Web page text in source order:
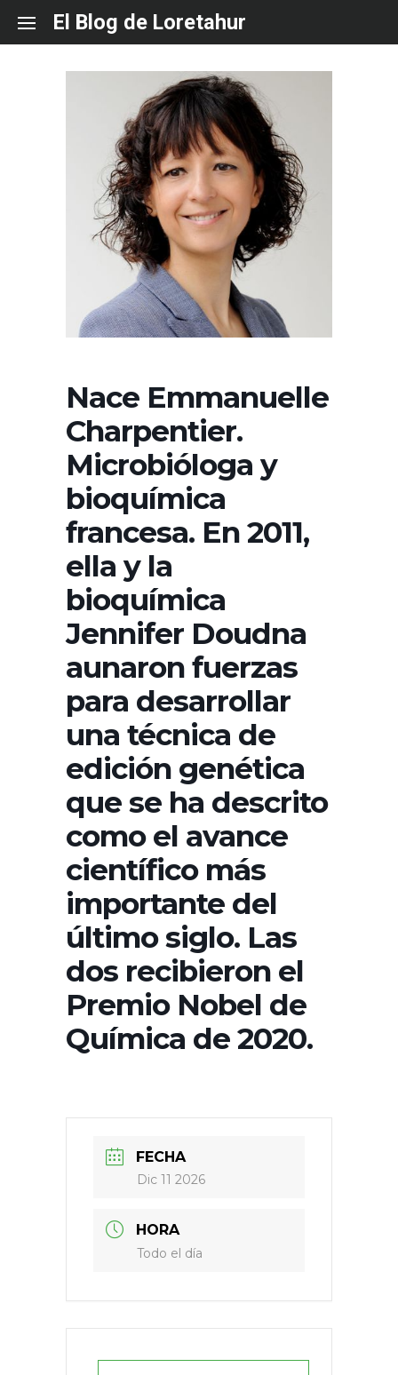
content
El Blog de Loretahur
Nace Emmanuelle
Charpentier.
Microbióloga y
bioquímica
francesa. En 2011,
ella y la
bioquímica
Jennifer Doudna
aunaron fuerzas
para desarrollar
una técnica de
edición genética
que se ha descrito
como el avance
científico más
importante del
último siglo. Las
dos recibieron el
Premio Nobel de
Química de 2020.
FECHA
Dic 11 2026
HORA
Todo el día